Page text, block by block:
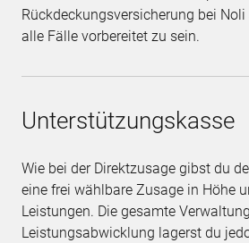
Rückdeckungsversicherung bei
alle Fälle vorbereitet zu sein.
Unterstützungskasse
Wie bei der Direktzusage gibst du
eine frei wählbare Zusage in Höhe
Leistungen. Die gesamte
Leistungsabwicklung lagerst du